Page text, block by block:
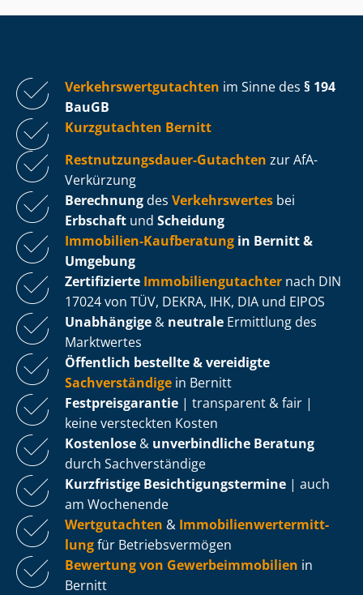
Ver­kehrs­wert­gut­ach­ten im Sinne des § 194
BauGB
Kurzgutachten Bernitt
Rest­nut­zungs­dau­er-Gutachten zur AfA-
Verkürzung
Berechnung des Verkehrswertes bei
Erbschaft und Scheidung
Immobilien-Kaufberatung in Bernitt &
Umgebung
Zertifizierte Im­mo­bi­li­en­gut­ach­ter nach DIN
17024 von TÜV, DEKRA, IHK, DIA und EIPOS
Unabhängige & neutrale Ermittlung des
Marktwertes
Öffentlich bestellte & vereidigte
Sachverständige in Bernitt
Fest­preis­ga­ran­tie | transparent & fair |
keine versteckten Kosten
Kostenlose & unverbindliche Beratung
durch Sachverständige
Kurzfristige Be­sich­ti­gungs­ter­mi­ne | auch
am Wochenende
Wertgutachten & Im­mo­bi­li­en­wert­ermitt­
lungfür Be­triebs­ver­mö­gen
Bewertung von Ge­wer­be­im­mo­bi­li­en in
Bernitt